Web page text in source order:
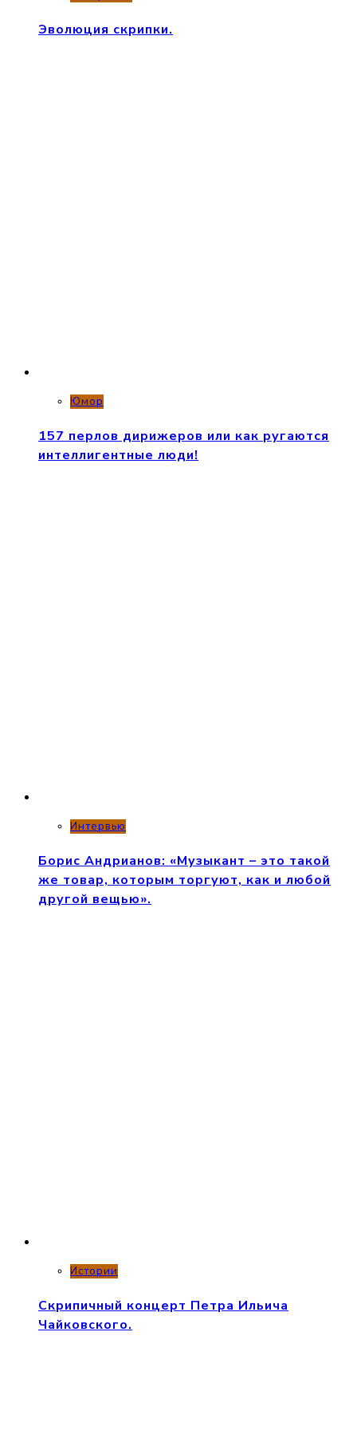
Эволюция скрипки.
Юмор
157 перлов дирижеров или как ругаются
интеллигентные люди!
Интервью
Борис Андрианов: «Музыкант – это такой
же товар, которым торгуют, как и любой
другой вещью».
Истории
Скрипичный концерт Петра Ильича
Чайковского.